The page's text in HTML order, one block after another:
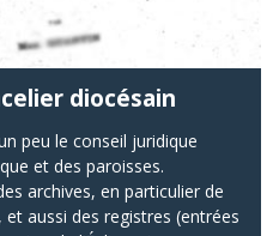
diocésain
peu le conseil juridique
et des paroisses.
archives, en particulier de
aussi des registres (entrées